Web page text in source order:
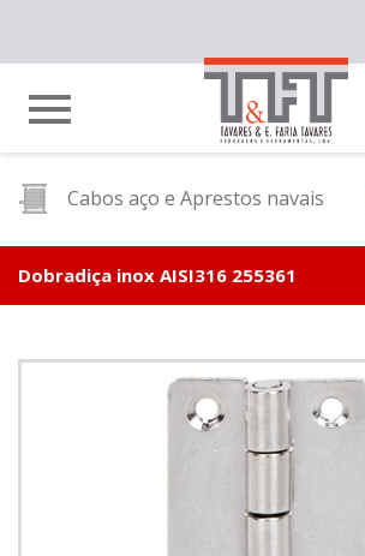
Cabos aço e Aprestos navais
Dobradiça inox AISI316 255361